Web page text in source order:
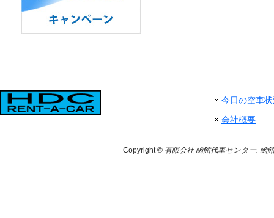
今日の空車
会社概要
Copyright © 有限会社 函館代車センター. 函